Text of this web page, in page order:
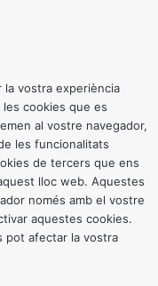
vostra experiència
les cookies que es
al vostre navegador,
les funcionalitats
de tercers que ens
lloc web. Aquestes
només amb el vostre
aquestes cookies.
pot afectar la vostra